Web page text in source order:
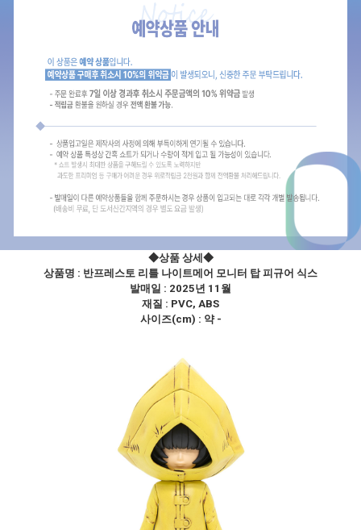
◆상품 상세◆
상품명 : 반프레스토 리틀 나이트메어 모니터 탑 피규어 식스
발매일 : 2025년 11월
재질 : PVC, ABS
사이즈(cm) : 약 -